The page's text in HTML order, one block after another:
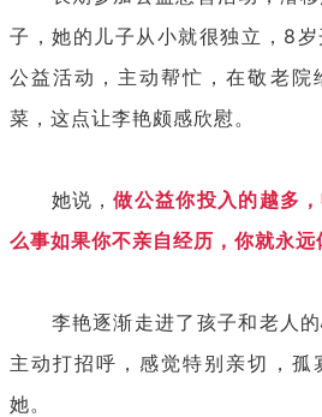
子，她的儿子从小就很独立，8
公益活动，主动帮忙，在敬老院
菜，这点让李艳颇感欣慰。
她说，做公益你投入的越多
么事如果你不亲自经历，你就永远
李艳逐渐走进了孩子和老人的
主动打招呼，感觉特别亲切，孤
她。